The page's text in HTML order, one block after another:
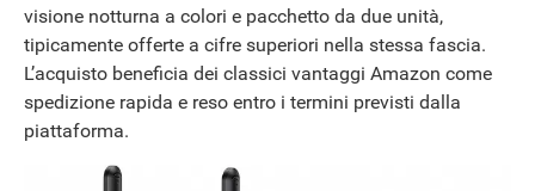
visione notturna a colori e pacchetto da due unità,
tipicamente offerte a cifre superiori nella stessa fascia.
L’acquisto beneficia dei classici vantaggi Amazon come
spedizione rapida e reso entro i termini previsti dalla
piattaforma.